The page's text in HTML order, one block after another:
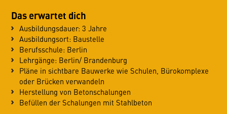
Das erwartet dich
Ausbildungsdauer: 3 Jahre
Ausbildungsort: Baustelle
Berufsschule: Berlin
Lehrgänge: Berlin/ Brandenburg
Pläne in sichtbare Bauwerke wie Schulen, Bürokomplexe
oder Brücken verwandeln
Herstellung von Betonschalungen
Befüllen der Schalungen mit Stahlbeton